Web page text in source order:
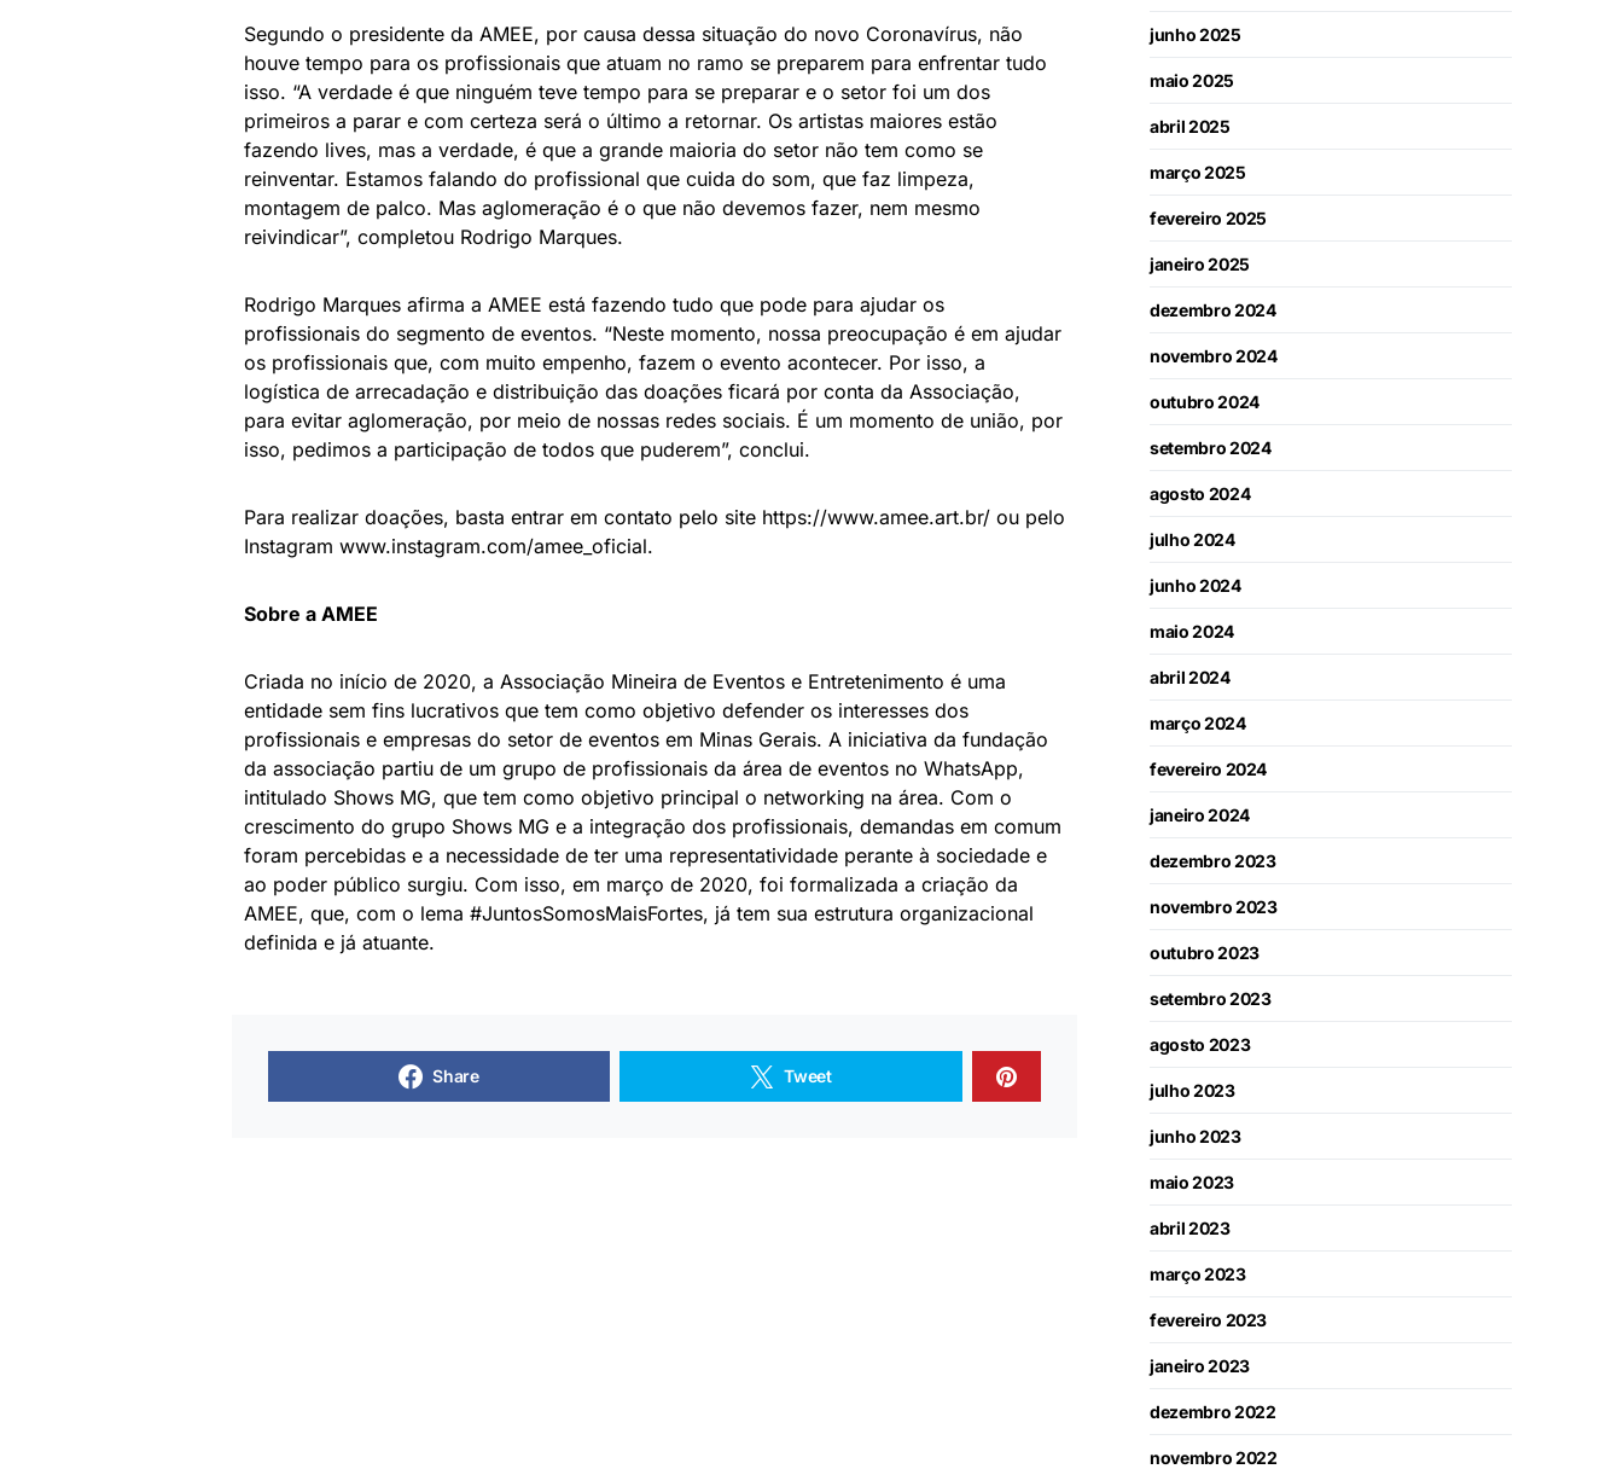
Segundo o presidente da AMEE, por causa dessa situação do novo Coronavírus, não
houve tempo para os profissionais que atuam no ramo se preparem para enfrentar tudo
isso. “A verdade é que ninguém teve tempo para se preparar e o setor foi um dos
primeiros a parar e com certeza será o último a retornar. Os artistas maiores estão
fazendo lives, mas a verdade, é que a grande maioria do setor não tem como se
reinventar. Estamos falando do profissional que cuida do som, que faz limpeza,
montagem de palco. Mas aglomeração é o que não devemos fazer, nem mesmo
reivindicar”, completou Rodrigo Marques.
Rodrigo Marques afirma a AMEE está fazendo tudo que pode para ajudar os
profissionais do segmento de eventos. “Neste momento, nossa preocupação é em ajudar
os profissionais que, com muito empenho, fazem o evento acontecer. Por isso, a
logística de arrecadação e distribuição das doações ficará por conta da Associação,
para evitar aglomeração, por meio de nossas redes sociais. É um momento de união, por
isso, pedimos a participação de todos que puderem”, conclui.
Para realizar doações, basta entrar em contato pelo site https://www.amee.art.br/ ou pelo
Instagram www.instagram.com/amee_oficial.
Sobre a AMEE
Criada no início de 2020, a Associação Mineira de Eventos e Entretenimento é uma
entidade sem fins lucrativos que tem como objetivo defender os interesses dos
profissionais e empresas do setor de eventos em Minas Gerais. A iniciativa da fundação
da associação partiu de um grupo de profissionais da área de eventos no WhatsApp,
intitulado Shows MG, que tem como objetivo principal o networking na área. Com o
crescimento do grupo Shows MG e a integração dos profissionais, demandas em comum
foram percebidas e a necessidade de ter uma representatividade perante à sociedade e
ao poder público surgiu. Com isso, em março de 2020, foi formalizada a criação da
AMEE, que, com o lema #JuntosSomosMaisFortes, já tem sua estrutura organizacional
definida e já atuante.
Share Tweet
junho 2025
maio 2025
abril 2025
março 2025
fevereiro 2025
janeiro 2025
dezembro 2024
novembro 2024
outubro 2024
setembro 2024
agosto 2024
julho 2024
junho 2024
maio 2024
abril 2024
março 2024
fevereiro 2024
janeiro 2024
dezembro 2023
novembro 2023
outubro 2023
setembro 2023
agosto 2023
julho 2023
junho 2023
maio 2023
abril 2023
março 2023
fevereiro 2023
janeiro 2023
dezembro 2022
novembro 2022